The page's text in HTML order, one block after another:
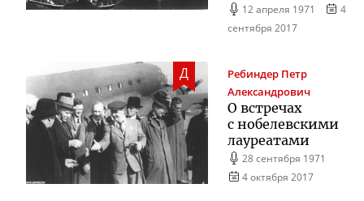
12 апреля 1971
4
сентября 2017
Д Ребиндер Петр
Александрович
О встречах
с нобелевскими
лауреатами
28 сентября 1971
4 октября 2017